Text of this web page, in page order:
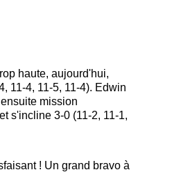
haute, aujourd'hui,
11-4, 11-5, 11-4). Edwin
mission
s'incline 3-0 (11-2, 11-1,
! Un grand bravo à